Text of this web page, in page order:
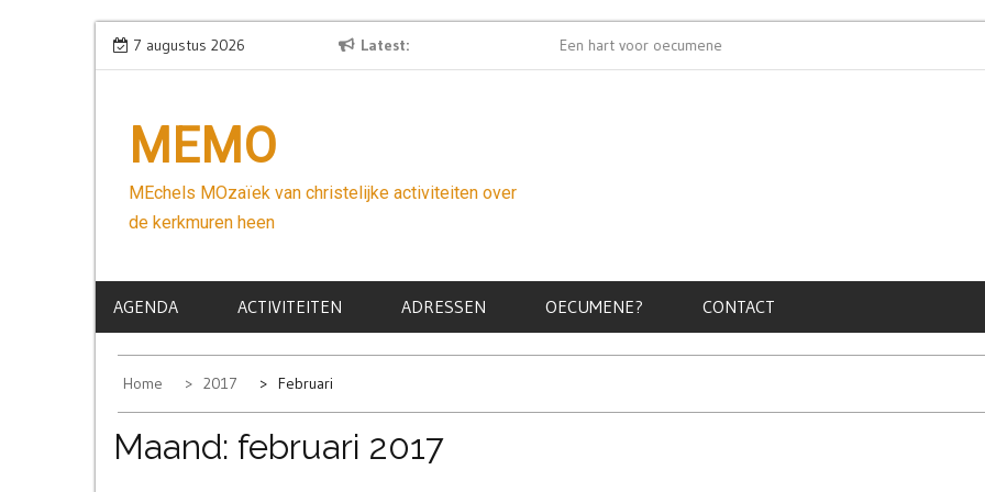
Skip
7 augustus 2026 Latest
Wees niet bang Een hart voor oecumene
MEMO
MEchels MOzaïek van christelijke activiteiten over
de kerkmuren heen
AGENDA ACTIVITEITEN ADRESSEN OECUMENE? CONTACT
Home 2017 Februari
Maand: februari 2017